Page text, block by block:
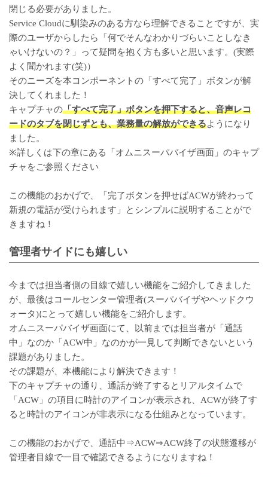
閉じる必要がありました。
Service Cloudに馴染みのある方なら理解できることですが、実
際のユーザからしたら「何でそんなわかりづらいことしなき
ゃいけないの？」って疑問を抱く方も多いと思います。(実際
よく聞かれます(笑)）
そのニーズを本コンポーネントの「すべて完了」ボタンが解
決してくれました！
キャプチャの「すべて完了」ボタンを押下すると、音声レコ
ードのタブを閉じずとも、業務量の解放ができるようになり
ました。
※詳しくは下の章にある「オムニスーパバイザ画面」のキャプ
チャをご参照ください
この機能のおかげで、「完了ボタンを押せばACWが終わって
新規の電話が受けられます」とシンプルに説明することがで
きますね！
管理者サイドにも嬉しい
今までは担当者側の目線で嬉しい機能をご紹介してきました
が、最後はコールセンター管理者(スーパバイザやヘッドクウ
ォータ)にとって嬉しい機能をご紹介します。
オムニスーパバイザ画面にて、以前までは担当者が「通話
中」なのか「ACW中」なのかが一見して判断できないという
課題がありました。
その課題が、本機能により解決できます！
下のキャプチャの通り、通話が終了するとリアルタイムで
「ACW」の項目に時計のアイコンが表示され、ACWが終了す
ると時計のアイコンが非表示になる仕組みとなっています。
この機能のおかげで、通話中⇒ACW⇒ACW終了の状態遷移が
管理者目線で一目で確認できるようになりますね！